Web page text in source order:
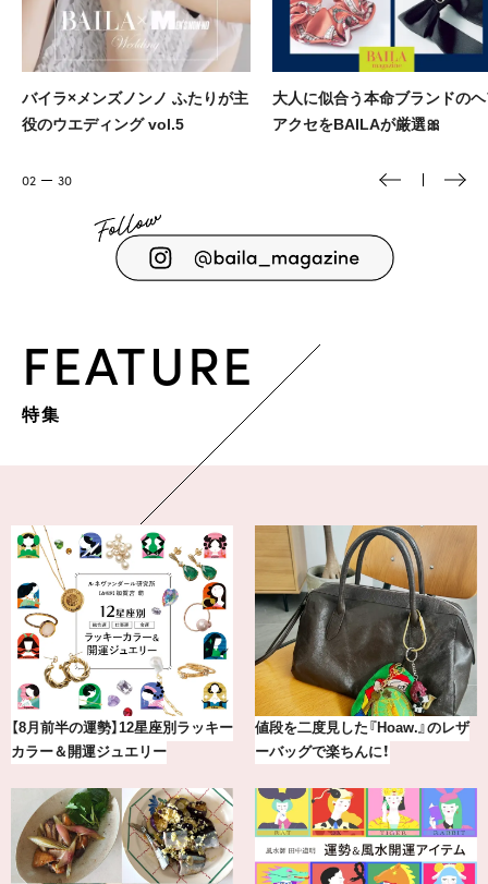
バイラ×メンズノンノ ふたりが主
役のウエディング vol.5
大人に似合う本命ブランドの
アクセをBAILAが厳選🎀
02 30
FEATURE
特集
【8月前半の運勢】12星座別ラッキー
カラー＆開運ジュエリー
値段を二度見した『Hoaw.』のレザ
ーバッグで楽ちんに！